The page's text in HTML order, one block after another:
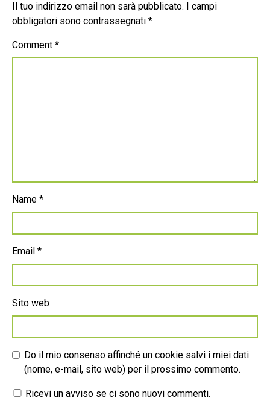
Il tuo indirizzo email non sarà pubblicato.
I campi
obbligatori sono contrassegnati *
Comment *
Name *
Email *
Sito web
Do il mio consenso affinché un cookie salvi i miei dati
(nome, e-mail, sito web) per il prossimo commento.
Ricevi un avviso se ci sono nuovi commenti.